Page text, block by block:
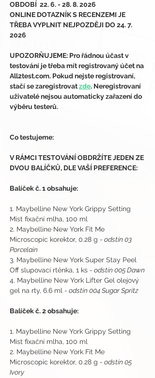
OBDOBÍ  22. 6. - 28. 8. 2026
ONLINE DOTAZNÍK S RECENZEMI JE
TŘEBA VYPLNIT NEJPOZDĚJI DO 24. 7.
2026
UPOZORŇUJEME: Pro řádnou účast v
testování je třeba mít registrovaný účet na
All2test.com. Pokud nejste registrovaní,
stačí se zaregistrovat zde. Neregistrovaní
uživatelé nejsou automaticky zařazení do
výběru testerů.
Co testujeme:
V RÁMCI TESTOVÁNÍ OBDRŽÍTE JEDEN ZE
DVOU BALÍČKŮ, DLE VAŠÍ PREFERENCE:
Balíček č. 1 obsahuje:
1. Maybelline New York Grippy Setting
Mist fixační mlha, 100 ml
2. Maybelline New York Fit Me
Microscopic korektor, 0.28 g - odstín 03
Porcelain
3. Maybelline New York Super Stay Peel
Off slupovací rtěnka, 1 ks - odstín 005 Dawn
4. Maybelline New York Lifter Gel olejový
gel na rty, 6.6 ml - odstín 004 Sugar Spritz
Balíček č. 2 obsahuje:
1. Maybelline New York Grippy Setting
Mist fixační mlha, 100 ml
2. Maybelline New York Fit Me
Microscopic korektor, 0.28 g - odstín 05
Ivory